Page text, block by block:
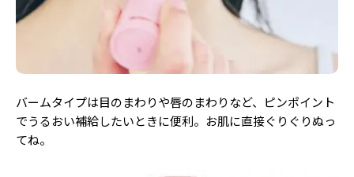
バームタイプは目のまわりや唇のまわりなど、ピンポイント
でうるおい補給したいときに便利。お肌に直接ぐりぐりぬっ
てね。